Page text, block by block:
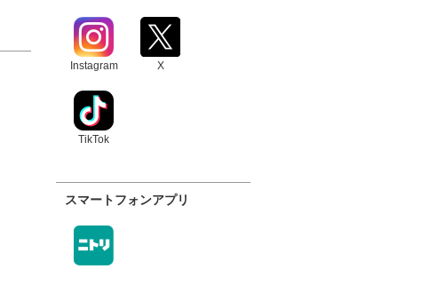
Instagram X
TikTok
スマートフォンアプリ